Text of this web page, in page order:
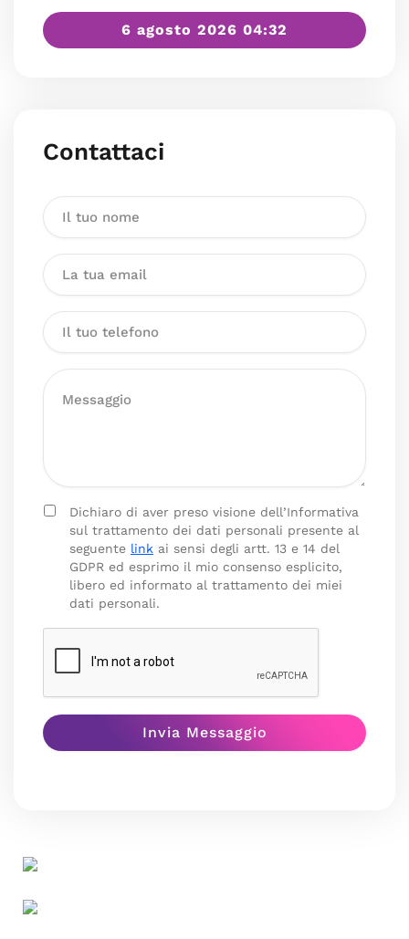
6 agosto 2026 04:32
Contattaci
Dichiaro di aver preso visione dell’Informativa
sul trattamento dei dati personali presente al
seguente link ai sensi degli artt. 13 e 14 del
GDPR ed esprimo il mio consenso esplicito,
libero ed informato al trattamento dei miei
dati personali.